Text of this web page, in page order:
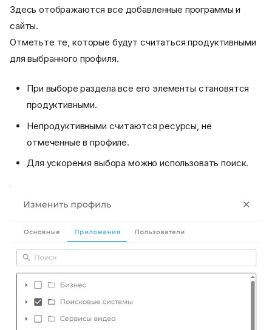
Здесь отображаются все добавленные программы и
сайты.
Отметьте те, которые будут считаться продуктивными
для выбранного профиля.
При выборе раздела все его элементы становятся
продуктивными.
Непродуктивными считаются ресурсы, не
отмеченные в профиле.
Для ускорения выбора можно использовать поиск.